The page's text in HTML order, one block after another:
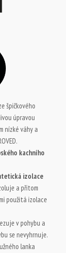
špičkového
úpravou
nízké váhy a
kachního
izolace
a přitom
použitá izolace
v pohybu a
se nevyhrnuje.
lanka